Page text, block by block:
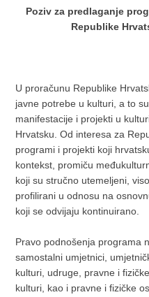
Poziv za predlaganje
Republike
U proračunu Republike
javne potrebe u kulturi, a to
manifestacije i projekti u
Hrvatsku. Od interesa za
programi i projekti koji
kontekst, promiču
koji su stručno utemeljeni,
profilirani u odnosu na
koji se odvijaju kontinuirano.
Pravo podnošenja programa
samostalni umjetnici,
kulturi, udruge, pravne i
kulturi, kao i pravne i fizičke